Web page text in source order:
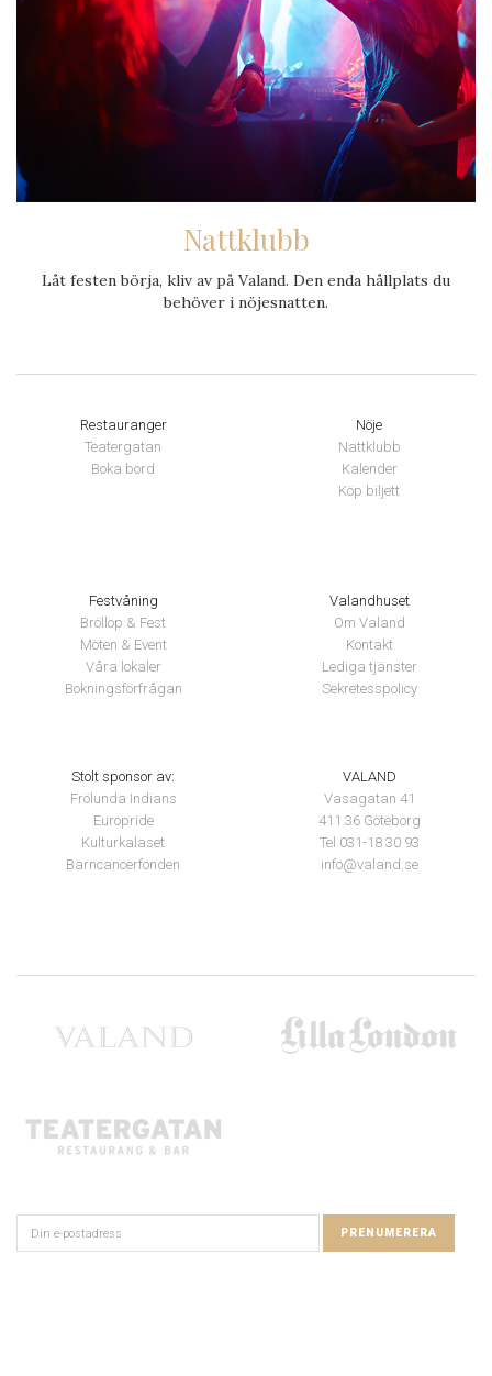
Nattklubb
Låt festen börja, kliv av på Valand. Den enda hållplats du
behöver i nöjesnatten.
Restauranger
Teatergatan
Boka bord
Nöje
Nattklubb
Kalender
Köp biljett
Festvåning
Bröllop & Fest
Möten & Event
Våra lokaler
Bokningsförfrågan
Valandhuset
Om Valand
Kontakt
Lediga tjänster
Sekretesspolicy
Stolt sponsor av:
Frölunda Indians
Europride
Kulturkalaset
Barncancerfonden
VALAND
Vasagatan 41
411 36 Göteborg
Tel 031-18 30 93
info@valand.se